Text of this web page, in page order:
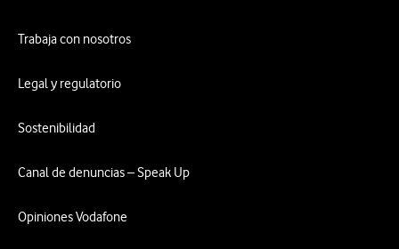
Trabaja con nosotros
Legal y regulatorio
Sostenibilidad
Canal de denuncias – Speak Up
Opiniones Vodafone